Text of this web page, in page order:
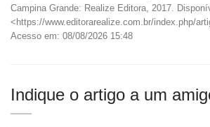
Campina Grande: Realize Editora, 2017.
<https://www.editorarealize.com.br/index.php/
Acesso em: 08/08/2026 15:48
Indique o artigo a um